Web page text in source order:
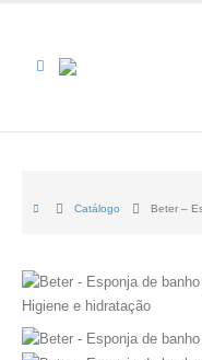
Catálogo Beter –